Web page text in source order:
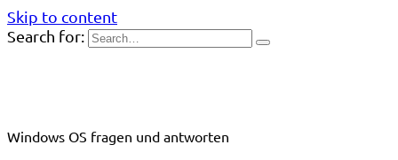
Skip to content
Search for:
Windows OS fragen und antworten